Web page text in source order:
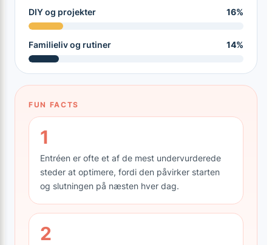
DIY og projekter 16%
Familieliv og rutiner 14%
FUN FACTS
1
Entréen er ofte et af de mest undervurderede
steder at optimere, fordi den påvirker starten
og slutningen på næsten hver dag.
2